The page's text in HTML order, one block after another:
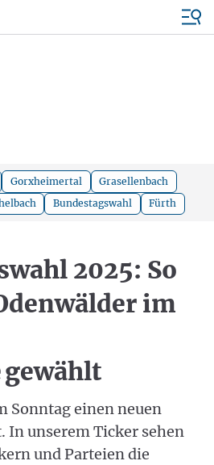
Gorxheimertal
Grasellenbach
Bundestagswahl Fürth
2025: So
im
gewählt
Sonntag einen neuen
In unserem Ticker sehen
und Parteien die